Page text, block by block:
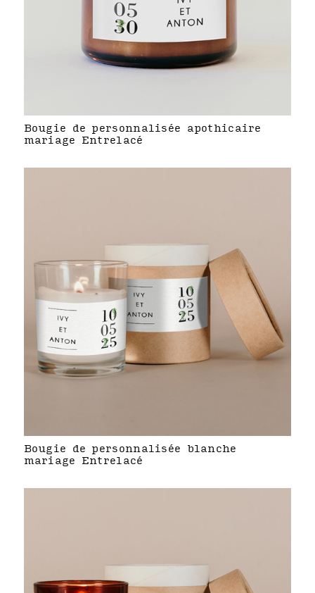
Bougie de personnalisée apothicaire
mariage Entrelacé
Bougie de personnalisée blanche
mariage Entrelacé